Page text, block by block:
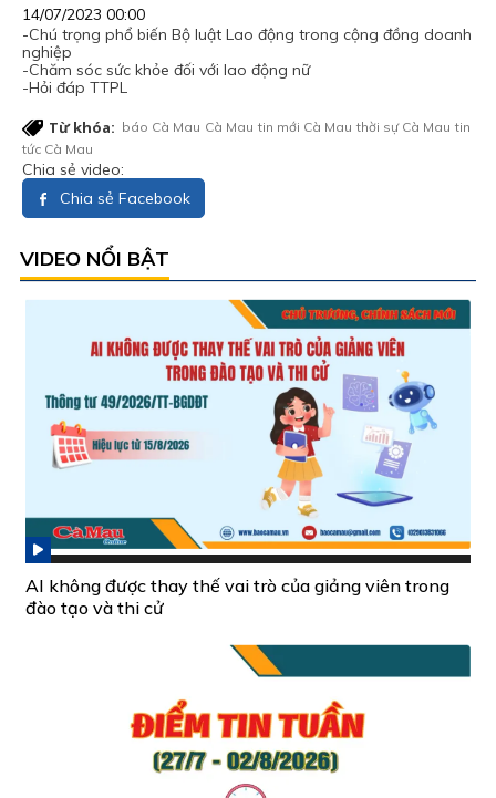
14/07/2023 00:00
-Chú trọng phổ biến Bộ luật Lao động trong cộng đồng doanh
nghiệp
-Chăm sóc sức khỏe đối với lao động nữ
-Hỏi đáp TTPL
Từ khóa: báo Cà Mau Cà Mau tin mới Cà Mau thời sự Cà Mau tin
tức Cà Mau
Chia sẻ video:
Chia sẻ Facebook
VIDEO NỔI BẬT
AI không được thay thế vai trò của giảng viên trong
đào tạo và thi cử